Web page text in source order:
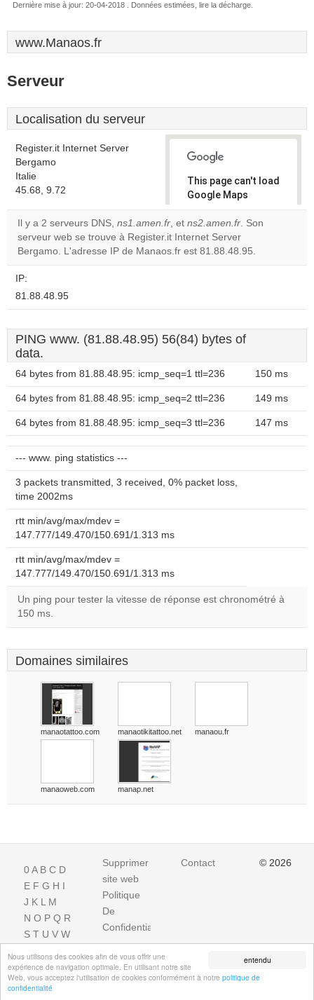
entendu
Nous utilisons des cookies afin de vous offrir une
expérience de navigation optimale. En utilisant notre site
Web, vous acceptez l'utilisation de cookies conformément à notre politique de
confidentialité
Dernière mise à jour: 20-04-2018 . Données estimées, lire la décharge.
www.Manaos.fr
Serveur
Localisation du serveur
Register.it Internet Server
Bergamo
Italie
45.68, 9.72
This page can't load
Google Maps
correctly.
Do you
own this
Il y a 2 serveurs DNS, ns1.amen.fr, et ns2.amen.fr. Son
serveur web se trouve à Register.it Internet Server
Bergamo. L'adresse IP de Manaos.fr est 81.88.48.95.
IP:
81.88.48.95
PING www. (81.88.48.95) 56(84) bytes of
data.
64 bytes from 81.88.48.95: icmp_seq=1 ttl=236 150 ms
64 bytes from 81.88.48.95: icmp_seq=2 ttl=236 149 ms
64 bytes from 81.88.48.95: icmp_seq=3 ttl=236 147 ms
--- www. ping statistics ---
3 packets transmitted, 3 received, 0% packet loss,
time 2002ms
rtt min/avg/max/mdev =
147.777/149.470/150.691/1.313 ms
rtt min/avg/max/mdev =
147.777/149.470/150.691/1.313 ms
Un ping pour tester la vitesse de réponse est chronométré à
150 ms.
Domaines similaires
manaotattoo.com manaotikitattoo.net manaou.fr
manaoweb.com manap.net
0A B C D
E F G H I
J K L M
N O P Q R
S T U V W
Supprimer
site web
Politique
De
Confidentialite
Contact © 2026